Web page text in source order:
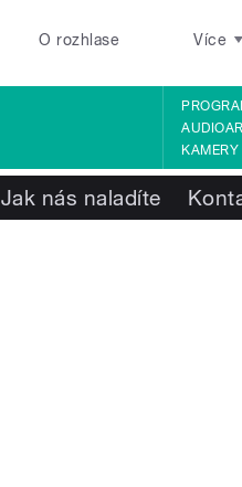
O rozhlase Více
KAMERY
Jak nás naladíte